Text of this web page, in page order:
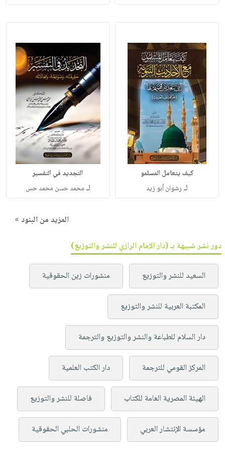
كيف يتعامل المسلمو
لـ رشوان أبو زيد
التجديد في التفسير
لـ محمد حسن محمد حس
المزيد من البنود »
دور نشر شبيهة بـ (دار الإمام الرازي للنشر والتوزيع)
السعيد للنشر والتوزيع منشورات زين الحقوقية
المكتبة العربية للنشر والتوزيع
دار السلام للطباعة والنشر والتوزيع والترجمة
المركز القومي للترجمة دار الكتب العلمية
الهيئة المصرية العامة للكتاب فاصلة للنشر والتوزيع
مؤسسة الإنتشار العربي منشورات الحلبي الحقوقية